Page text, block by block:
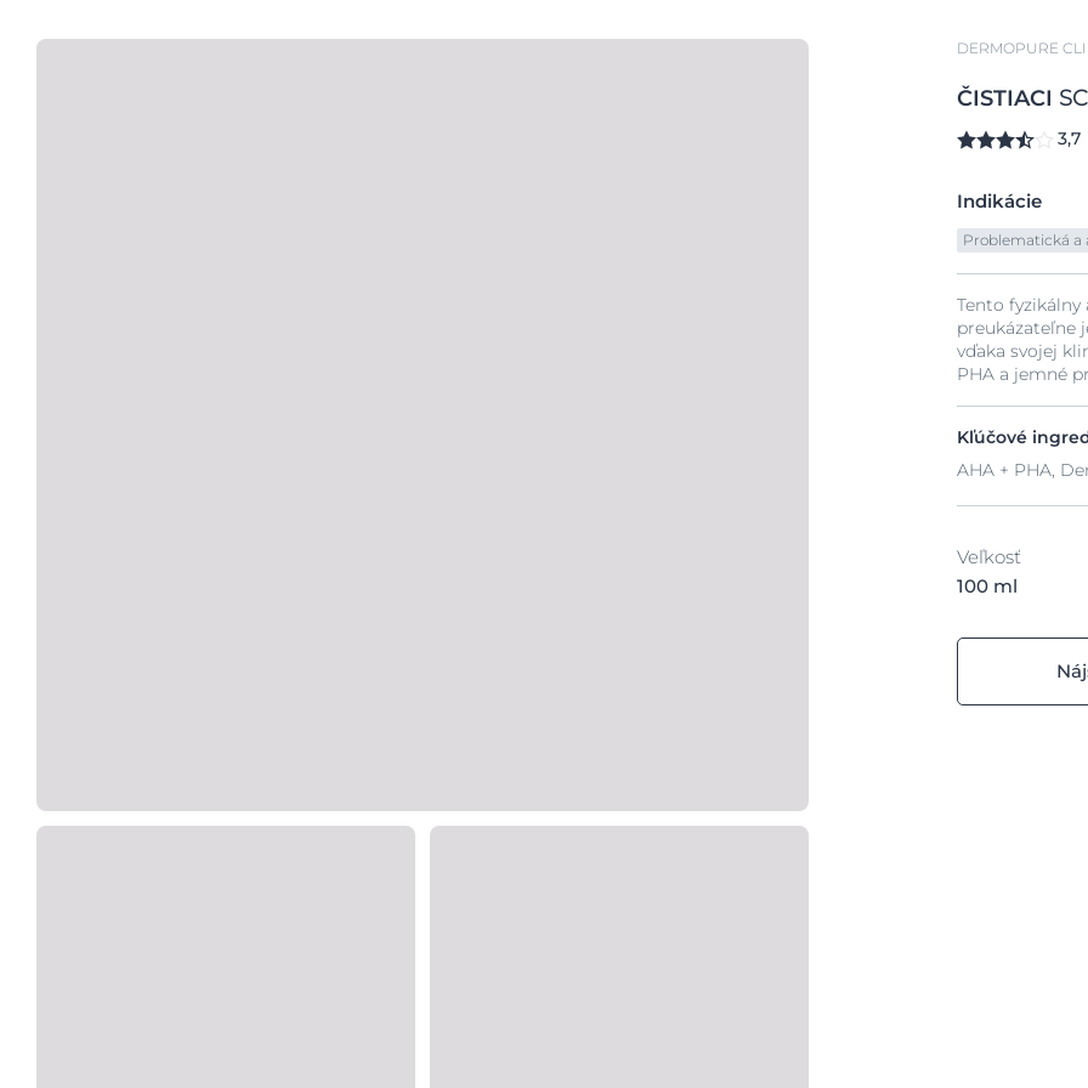
DERMOPURE
ČISTIACI
3,7
Indikácie
Problematická a
Tento
preukázateľne
vďaka svojej
PHA a jemné
Kľúčové
AHA + PHA,
Veľkosť
100 ml